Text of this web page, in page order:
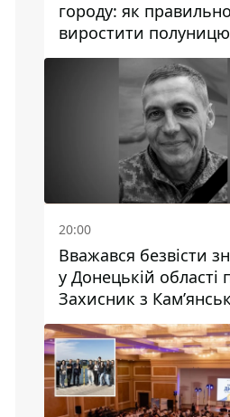
городу: як правильно
виростити полуницю
20:00
Вважався безвісти
у Донецькій області
Захисник з
Антон Красовський